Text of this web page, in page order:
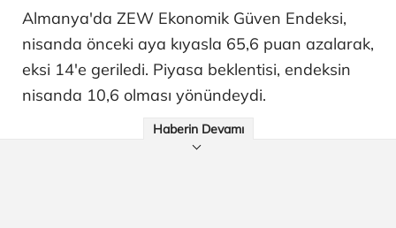
Almanya'da ZEW Ekonomik Güven Endeksi,
nisanda önceki aya kıyasla 65,6 puan azalarak,
eksi 14'e geriledi. Piyasa beklentisi, endeksin
nisanda 10,6 olması yönündeydi.
Haberin Devamı